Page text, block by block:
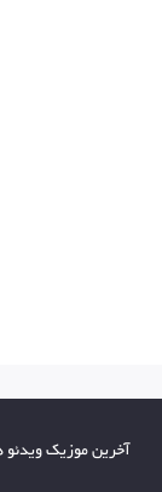
آخرین موزیک ویدئو